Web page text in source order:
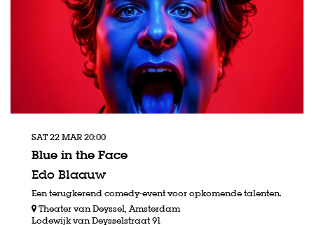
Blue in the Face
Edo Blaauw
SAT 22 MAR20:00
Een terugkerend comedy-event voor opkomende talenten.
Theater van Deyssel, Amsterdam
Lodewijk van Deysselstraat 91